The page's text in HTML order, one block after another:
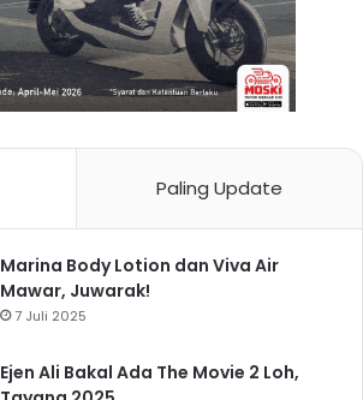
Paling Update
Marina Body Lotion dan Viva Air
Mawar, Juwarak!
7 Juli 2025
Ejen Ali Bakal Ada The Movie 2 Loh,